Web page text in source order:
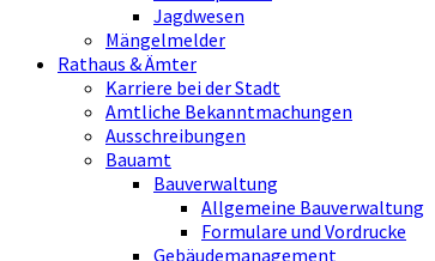
Jagdwesen
Mängelmelder
Rathaus & Ämter
Karriere bei der Stadt
Amtliche Bekanntmachungen
Ausschreibungen
Bauamt
Bauverwaltung
Allgemeine Bauverwaltung
Formulare und Vordrucke
Gebäudemanagement